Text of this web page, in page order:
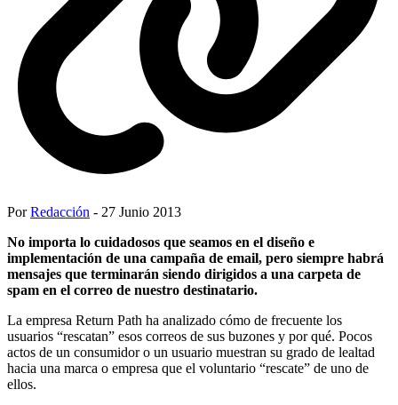
PorRedacción - 27 Junio 2013
No importa lo cuidadosos que seamos en el diseño e
implementación de una campaña de email, pero siempre habrá
mensajes que terminarán siendo dirigidos a una carpeta de
spam en el correo de nuestro destinatario.
La empresa Return Path ha analizado cómo de frecuente los
usuarios “rescatan” esos correos de sus buzones y por qué. Pocos
actos de un consumidor o un usuario muestran su grado de lealtad
hacia una marca o empresa que el voluntario “rescate” de uno de
ellos.